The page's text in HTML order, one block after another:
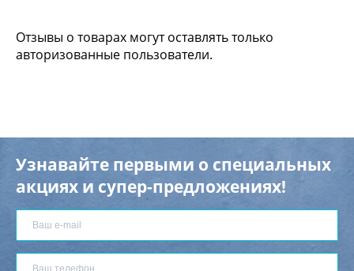
Отзывы о товарах могут оставлять только
авторизованные пользователи.
Узнавайте первыми о специальных
акциях и супер-предложениях!